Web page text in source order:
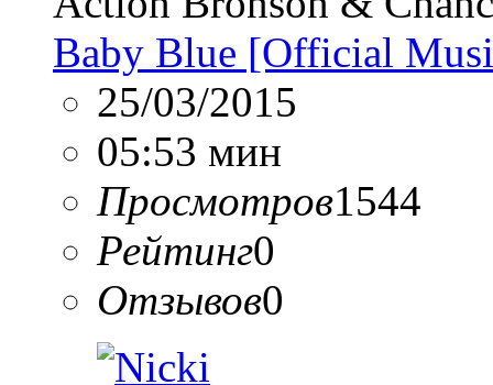
Baby Blue [Official
25/03/2015
05:53 мин
Просмотров1544
Рейтинг0
Отзывов0